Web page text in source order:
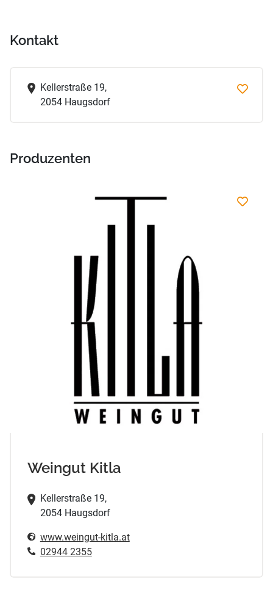
Kontakt
Kellerstraße 19,
2054 Haugsdorf
Produzenten
Weingut Kitla
Kellerstraße 19,
2054 Haugsdorf
www.weingut-kitla.at
02944 2355